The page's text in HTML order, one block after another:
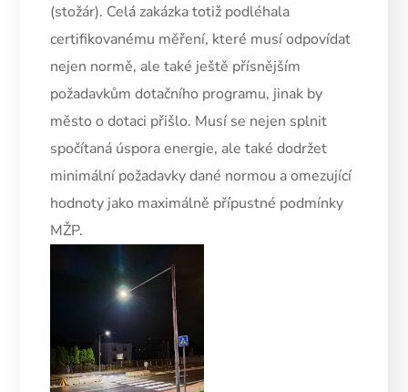
(stožár). Celá zakázka totiž podléhala
certifikovanému měření, které musí odpovídat
nejen normě, ale také ještě přísnějším
požadavkům dotačního programu, jinak by
město o dotaci přišlo. Musí se nejen splnit
spočítaná úspora energie, ale také dodržet
minimální požadavky dané normou a omezující
hodnoty jako maximálně přípustné podmínky
MŽP.